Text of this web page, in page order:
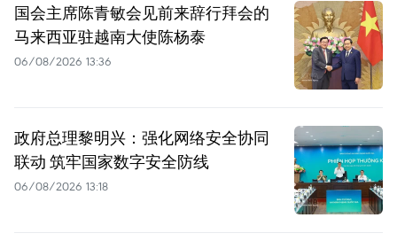
国会主席陈青敏会见前来辞行拜会的
马来西亚驻越南大使陈杨泰
06/08/2026 13:36
政府总理黎明兴：强化网络安全协同
联动 筑牢国家数字安全防线
06/08/2026 13:18